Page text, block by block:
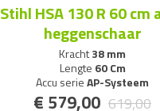
Stihl HSA 130 R 60 cm
heggenschaar
Kracht38 mm
Lengte 60 Cm
Accu serieAP-Systeem
€ 579,00 619,00